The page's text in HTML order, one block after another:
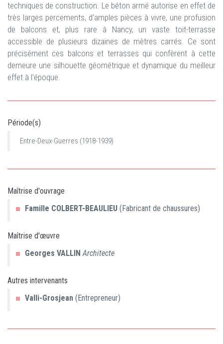
techniques de construction. Le béton armé autorise en effet de
très larges percements, d'amples pièces à vivre, une profusion
de balcons et, plus rare à Nancy, un vaste toit-terrasse
accessible de plusieurs dizaines de mètres carrés. Ce sont
précisément ces balcons et terrasses qui confèrent à cette
demeure une silhouette géométrique et dynamique du meilleur
effet à l'époque.
Période(s)
Entre-Deux-Guerres (1918-1939)
Maîtrise d'ouvrage
Famille COLBERT-BEAULIEU (Fabricant de chaussures)
Maîtrise d'œuvre
Georges VALLIN Architecte
Autres intervenants
Valli-Grosjean (Entrepreneur)